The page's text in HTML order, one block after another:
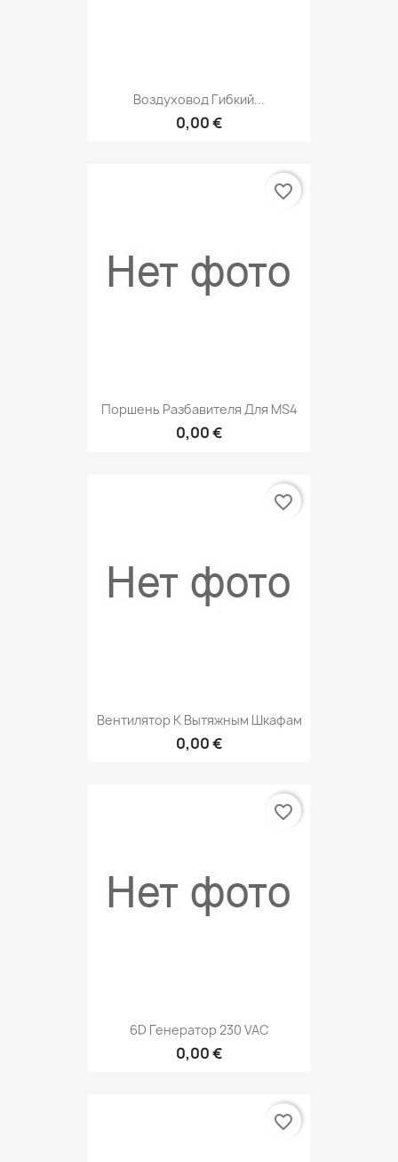
Воздуховод Гибкий...
0,00 €
Поршень Разбавителя Для MS4
0,00 €
favorite_border
Вентилятор К Вытяжным Шкафам
0,00 €
favorite_border
6D Генератор 230 VAC
0,00 €
favorite_border
favorite_border